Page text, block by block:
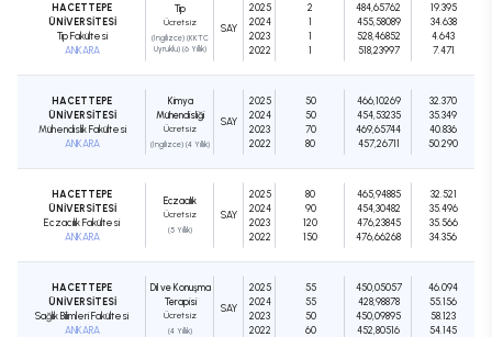
HACETTEPE
ÜNİVERSİTESİ
Tıp Fakültesi
ANKARA
Tıp
Ücretsiz
(İngilizce) (KKTC
Uyruklu) (6 Yıllık)
SAY
2025
2024
2023
2022
2
1
1
1
484,65762
455,58089
528,46852
518,23997
19.395
34.638
4.643
7.471
HACETTEPE
ÜNİVERSİTESİ
Mühendislik Fakültesi
ANKARA
Kimya
Mühendisliği
Ücretsiz
(İngilizce) (4 Yıllık)
SAY
2025
2024
2023
2022
50
50
70
80
466,10269
454,53235
469,65744
457,26711
32.370
35.349
40.836
50.290
HACETTEPE
ÜNİVERSİTESİ
Eczacılık Fakültesi
ANKARA
Eczacılık
Ücretsiz
(5 Yıllık)
SAY
2025
2024
2023
2022
80
90
120
150
465,94885
454,30482
476,23845
476,66268
32.521
35.496
35.566
34.356
HACETTEPE
ÜNİVERSİTESİ
Sağlık Bilimleri Fakültesi
ANKARA
Dil ve Konuşma
Terapisi
Ücretsiz
(4 Yıllık)
SAY
2025
2024
2023
2022
55
55
50
60
450,05057
428,98878
450,09895
452,80516
46.094
55.156
58.123
54.145